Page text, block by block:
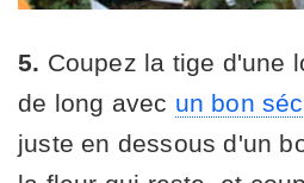
5. Coupez la tige d'une
de long avec un bon
juste en dessous d'un